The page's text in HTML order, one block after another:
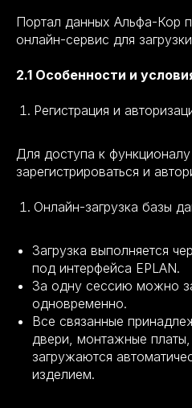
Портал данных Альфа-Кор
онлайн-сервис для
2.1 Особенности и
Регистрация и
Для доступа к функционалу
зарегистрироваться и
Онлайн-загрузка базы
Загрузка выполняется
под интерфейса EPLAN.
За одну сессию можно
одновременно.
Все связанные
двери, монтажные
загружаются
изделием.